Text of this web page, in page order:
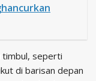
timbul, seperti
di barisan depan